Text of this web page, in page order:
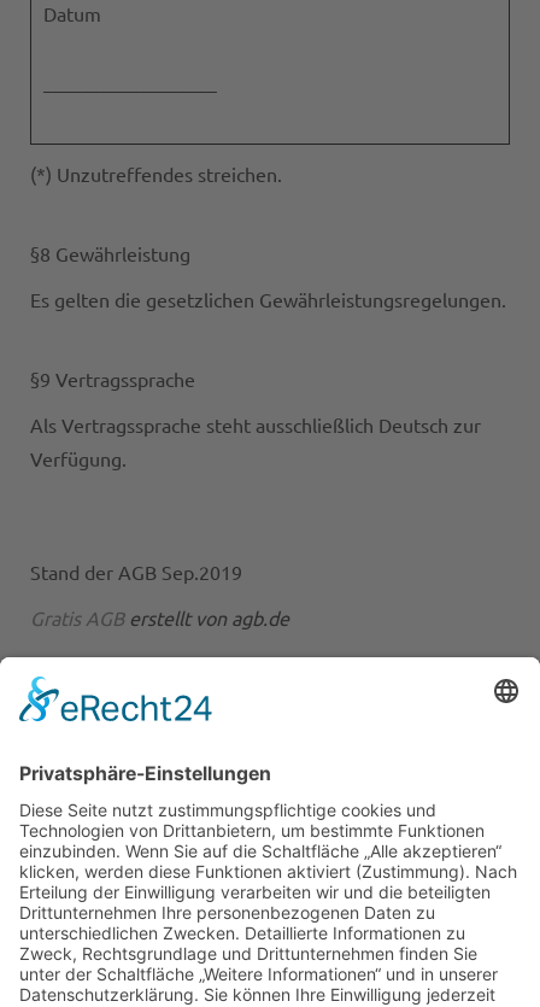
Datum
(*) Unzutreffendes streichen.
§8 Gewährleistung
Es gelten die gesetzlichen Gewährleistungsregelungen.
§9 Vertragssprache
Als Vertragssprache steht ausschließlich Deutsch zur
Verfügung.
Stand der AGB Sep.2019
Gratis AGB erstellt von agb.de
Der 0-€ Souvenir-Schein wird auf Original Euro-
Geldscheinpapier gedruckt.
Somit verfügt er auch über die Sicherheitsmerkmale
unserer Eurozahlscheine wie:
Wasserzeichen